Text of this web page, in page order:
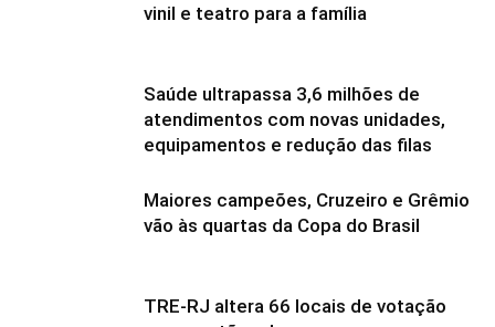
vinil e teatro para a família
Saúde ultrapassa 3,6 milhões de
atendimentos com novas unidades,
equipamentos e redução das filas
Maiores campeões, Cruzeiro e Grêmio
vão às quartas da Copa do Brasil
TRE-RJ altera 66 locais de votação